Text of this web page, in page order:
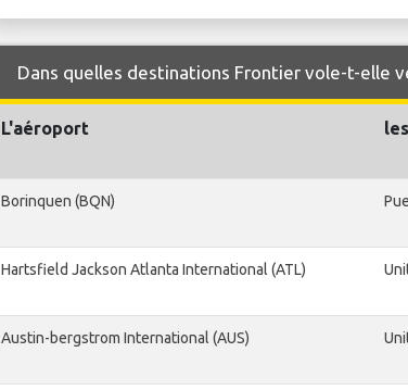
Dans quelles destinations Frontier vole-t-elle
L'aéroport
Borinquen (BQN)
Hartsfield Jackson Atlanta International (ATL)
Austin-bergstrom International (AUS)